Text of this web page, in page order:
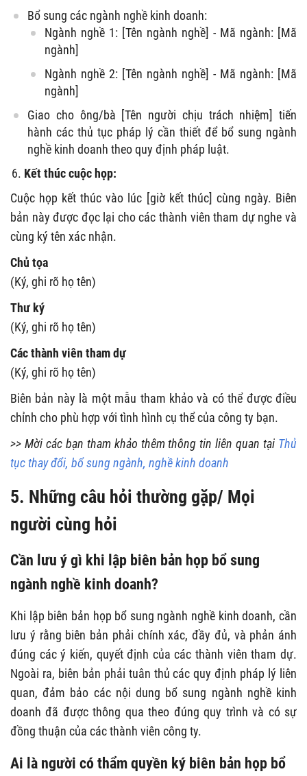
Bổ sung các ngành nghề kinh doanh:
Ngành nghề 1: [Tên ngành nghề] - Mã ngành: [Mã
ngành]
Ngành nghề 2: [Tên ngành nghề] - Mã ngành: [Mã
ngành]
Giao cho ông/bà [Tên người chịu trách nhiệm] tiến
hành các thủ tục pháp lý cần thiết để bổ sung ngành
nghề kinh doanh theo quy định pháp luật.
Kết thúc cuộc họp:
Cuộc họp kết thúc vào lúc [giờ kết thúc] cùng ngày. Biên
bản này được đọc lại cho các thành viên tham dự nghe và
cùng ký tên xác nhận.
Chủ tọa
(Ký, ghi rõ họ tên)
Thư ký
(Ký, ghi rõ họ tên)
Các thành viên tham dự
(Ký, ghi rõ họ tên)
Biên bản này là một mẫu tham khảo và có thể được điều
chỉnh cho phù hợp với tình hình cụ thể của công ty bạn.
>> Mời các bạn tham khảo thêm thông tin liên quan tại Thủ
tục thay đổi, bổ sung ngành, nghề kinh doanh
5. Những câu hỏi thường gặp/ Mọi
người cùng hỏi
Cần lưu ý gì khi lập biên bản họp bổ sung
ngành nghề kinh doanh?
Khi lập biên bản họp bổ sung ngành nghề kinh doanh, cần
lưu ý rằng biên bản phải chính xác, đầy đủ, và phản ánh
đúng các ý kiến, quyết định của các thành viên tham dự.
Ngoài ra, biên bản phải tuân thủ các quy định pháp lý liên
quan, đảm bảo các nội dung bổ sung ngành nghề kinh
doanh đã được thông qua theo đúng quy trình và có sự
đồng thuận của các thành viên công ty.
Ai là người có thẩm quyền ký biên bản họp bổ